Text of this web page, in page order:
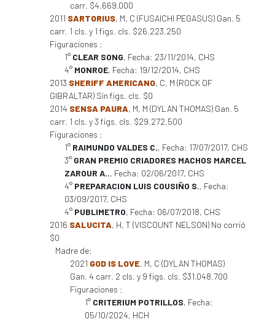
carr. $4.669.000
2011 SARTORIUS, M, C (FUSAICHI PEGASUS) Gan. 5
carr. 1 cls. y 1 figs. cls. $26.223.250
Figuraciones :
1° CLEAR SONG, Fecha: 23/11/2014, CHS
4° MONROE, Fecha: 19/12/2014, CHS
2013 SHERIFF AMERICANO, C, M (ROCK OF
GIBRALTAR) Sin figs. cls. $0
2014 SENSA PAURA, M, M (DYLAN THOMAS) Gan. 5
carr. 1 cls. y 3 figs. cls. $29.272.500
Figuraciones :
1° RAIMUNDO VALDES C., Fecha: 17/07/2017, CHS
3° GRAN PREMIO CRIADORES MACHOS MARCEL
ZAROUR A.., Fecha: 02/06/2017, CHS
4° PREPARACION LUIS COUSIÑO S., Fecha:
03/09/2017, CHS
4° PUBLIMETRO, Fecha: 06/07/2018, CHS
2016 SALUCITA, H, T (VISCOUNT NELSON) No corrió
$0
Madre de:
2021 GOD IS LOVE, M, C (DYLAN THOMAS)
Gan. 4 carr. 2 cls. y 9 figs. cls. $31.048.700
Figuraciones :
1° CRITERIUM POTRILLOS, Fecha:
05/10/2024, HCH